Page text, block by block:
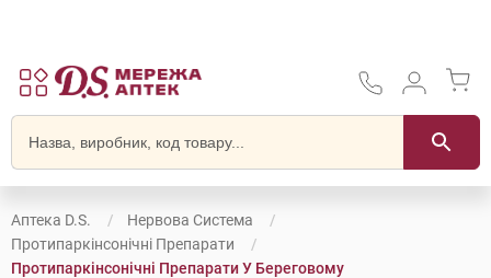
Аптека D.S.
Нервова Система
Протипаркінсонічні Препарати
Протипаркінсонічні Препарати У Береговому